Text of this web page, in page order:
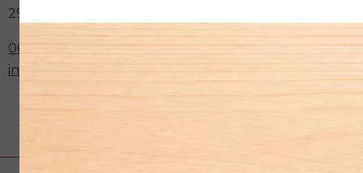
2923GK Krimpen aan den IJssel
06-30273012
info@schoonheidssalonastria.nl